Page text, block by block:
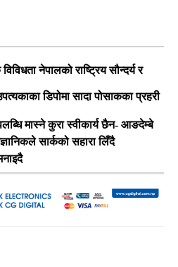
नेपालको राष्ट्रिय सौन्दर्य र
डिपोमा सादा पोसाकका प्रहरी
मास्ने कुरा स्वीकार्य छैन- आङदेम्बे
सार्कको सहारा लिँदै